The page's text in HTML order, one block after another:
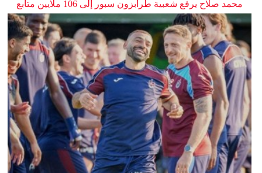
محمد صلاح يرفع شعبية طرابزون سبور إلى 106 ملايين متابع